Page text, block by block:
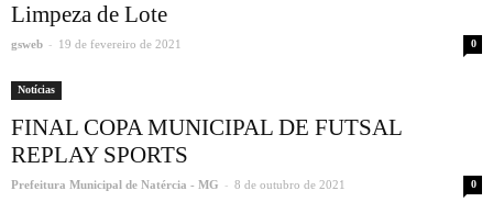
Limpeza de Lote
gsweb - 19 de fevereiro de 2021 0
Notícias
FINAL COPA MUNICIPAL DE FUTSAL
REPLAY SPORTS
Prefeitura Municipal de Natércia - MG - 8 de outubro de 2021 0